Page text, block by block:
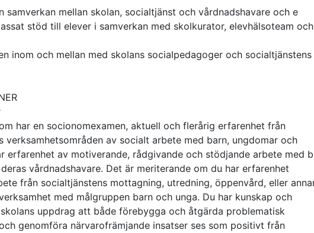
samverkan mellan skolan, socialtjänst och vårdnadshavare och e
stöd till elever i samverkan med skolkurator, elevhälsoteam och
inom och mellan med skolans socialpedagoger och socialtjänstens
har en socionomexamen, aktuell och flerårig erfarenhet från
verksamhetsområden av socialt arbete med barn, ungdomar och
erfarenhet av motiverande, rådgivande och stödjande arbete med
vårdnadshavare. Det är meriterande om du har erfarenhet
från socialtjänstens mottagning, utredning, öppenvård, eller
med målgruppen barn och unga. Du har kunskap och
uppdrag att både förebygga och åtgärda problematisk
genomföra närvarofrämjande insatser ses som positivt från